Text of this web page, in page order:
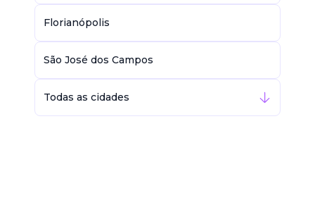
Florianópolis
São José dos Campos
Todas as cidades